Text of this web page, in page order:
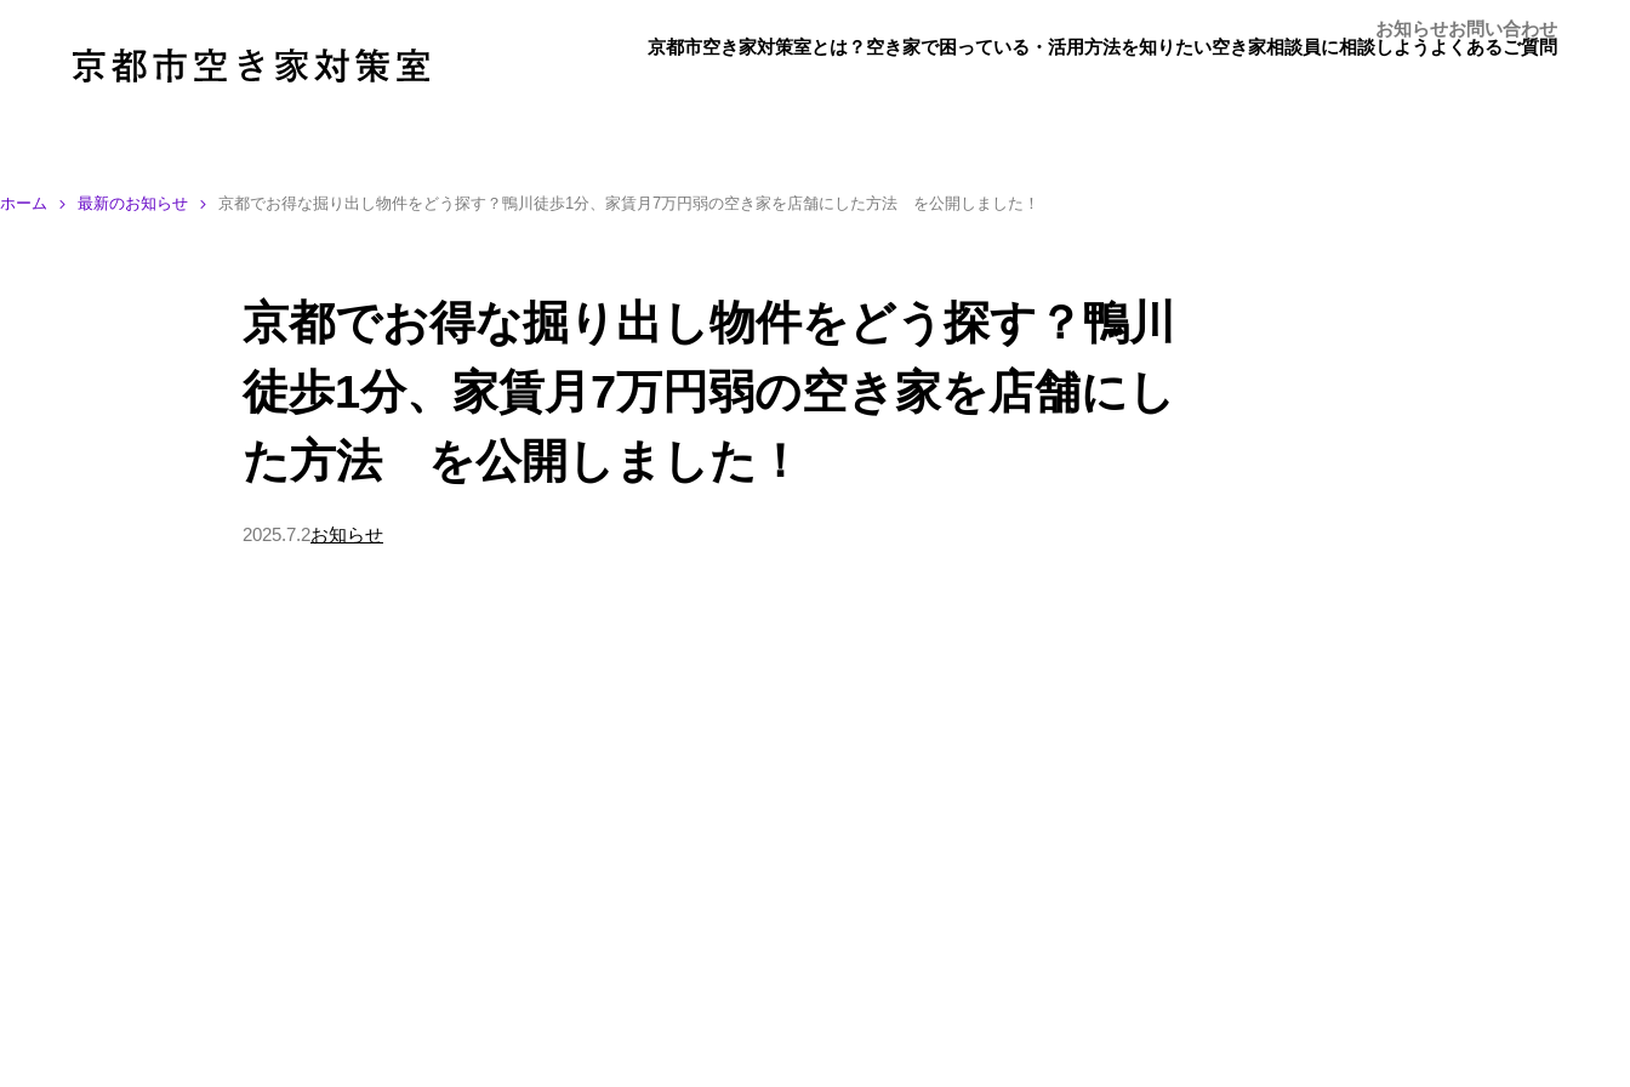
京都市空き家対策室とは？ 空き家で困っている・活用方法を知りたい空き家相談員に相談しよう よくあるご質問
お知らせお問い合わせ
ホーム 最新のお知らせ 京都でお得な掘り出し物件をどう探す？鴨川徒歩1分、家賃月7万円弱の空き家を店舗にした方法 を公開しました！
京都でお得な掘り出し物件をどう探す？鴨川
徒歩1分、家賃月7万円弱の空き家を店舗にし
た方法 を公開しました！
2025.7.2お知らせ